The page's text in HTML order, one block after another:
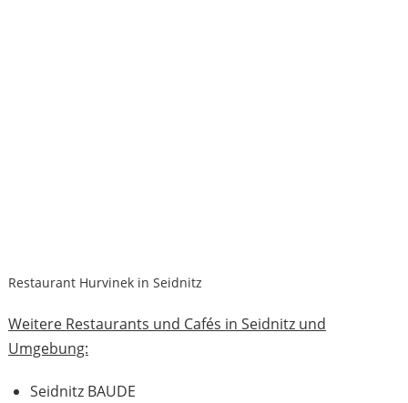
Restaurant Hurvinek in Seidnitz
Weitere Restaurants und Cafés in Seidnitz und
Umgebung:
Seidnitz BAUDE